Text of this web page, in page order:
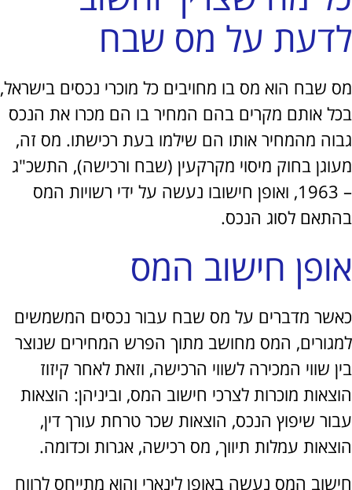
על מס שבח
הוא מס בו מחויבים כל מוכרי נכסים בישראל,
אותם מקרים בהם המחיר בו הם מכרו את הנכס
מהמחיר אותו הם שילמו בעת רכישתו. מס זה,
בחוק מיסוי מקרקעין (שבח ורכישה), התשכ"ג
– 1963, ואופן חישובו נעשה על ידי רשויות המס
לסוג הנכס.
חישוב המס
מדברים על מס שבח עבור נכסים המשמשים
המס מחושב מתוך הפרש המחירים שנוצר
המכירה לשווי הרכישה, וזאת לאחר קיזוז
מוכרות לצרכי חישוב המס, וביניהן: הוצאות
שיפוץ הנכס, הוצאות שכר טרחת עורך דין,
עמלות תיווך, מס רכישה, אגרות וכדומה.
המס נעשה באופן לינארי והוא מתייחס לרווח